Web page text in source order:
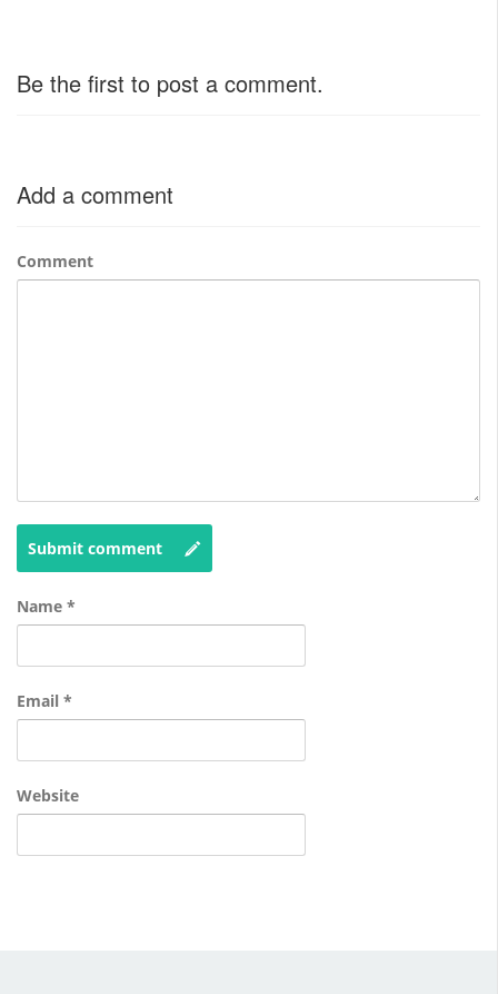
Be the first to post a comment.
Add a comment
Comment
Submit comment
Name *
Email *
Website